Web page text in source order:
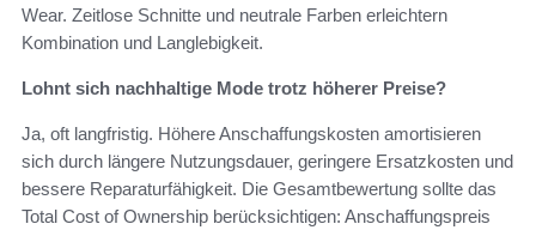
Wear. Zeitlose Schnitte und neutrale Farben erleichtern
Kombination und Langlebigkeit.
Lohnt sich nachhaltige Mode trotz höherer Preise?
Ja, oft langfristig. Höhere Anschaffungskosten amortisieren
sich durch längere Nutzungsdauer, geringere Ersatzkosten und
bessere Reparaturfähigkeit. Die Gesamtbewertung sollte das
Total Cost of Ownership berücksichtigen: Anschaffungspreis